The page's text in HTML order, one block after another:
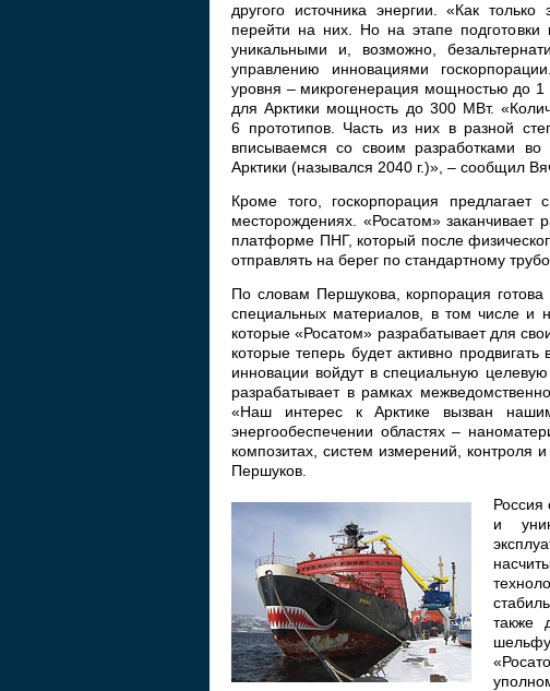
другого источника энергии. «Как
перейти на них. Но на этапе
уникальными и, возможно,
управлению инновациями
уровня – микрогенерация мощностью до
для Арктики мощность до 300 МВт.
6 прототипов. Часть из них в разной
вписываемся со своим разработками во
Арктики (назывался 2040 г.)», – сообщил
Кроме того, госкорпорация
месторождениях. «Росатом» заканчивает
платформе ПНГ, который после
отправлять на берег по стандартному
По словам Першукова, корпорация
специальных материалов, в том числе и
которые «Росатом» разрабатывает для
которые теперь будет активно
инновации войдут в специальную
разрабатывает в рамках
«Наш интерес к Арктике вызван
энергообеспечении областях –
композитах, систем измерений, контроля
Першуков.
и
также